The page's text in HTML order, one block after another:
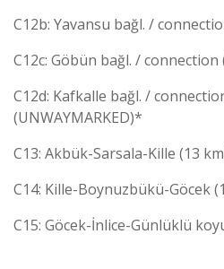
C12b: Yavansu bağl. /
C12c: Göbün bağl. / connection
C12d: Kafkalle bağl. /
(UNWAYMARKED)*
C13: Akbük-Sarsala-Kille (13
C14: Kille-Boynuzbükü-Göcek
C15: Göcek-İnlice-Günlüklü